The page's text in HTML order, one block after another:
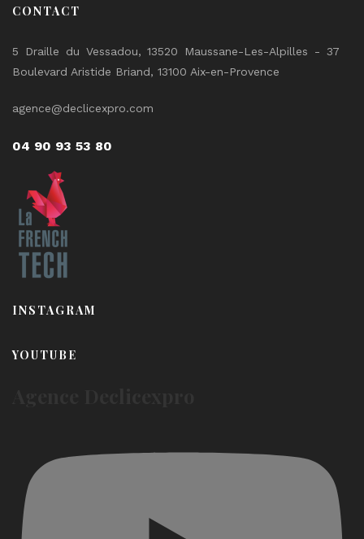
CONTACT
5 Draille du Vessadou, 13520 Maussane-Les-Alpilles - 37
Boulevard Aristide Briand, 13100 Aix-en-Provence
agence@declicexpro.com
04 90 93 53 80
INSTAGRAM
YOUTUBE